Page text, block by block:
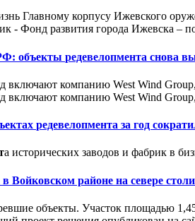
Главному корпусу Ижевского
- Фонд развития города Ижевска –
объекты редевелопмента снова
включают компанию West Wind
включают компанию West Wind
редевелопмента за год
а исторических заводов и фабрик в
Войковском районе на севере
объекты. Участок площадью